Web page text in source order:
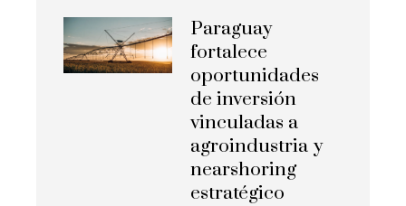
Paraguay
fortalece
oportunidades
de inversión
vinculadas a
agroindustria y
nearshoring
estratégico